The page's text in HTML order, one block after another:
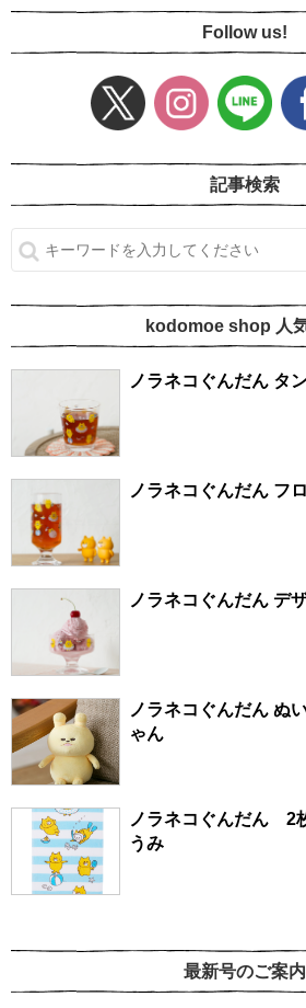
Follow us!
記事検索
kodomoe shop 人
ノラ
ノラ
ノラネコぐんだん ぬ
ゃん
ノラネコぐんだん 2
うみ
最新号のご案内